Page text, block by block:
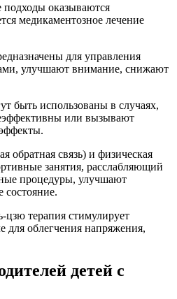
подходы оказываются
медикаментозное лечение
для управления
улучшают внимание, снижают
быть использованы в случаях,
или вызывают
обратная связь) и физическая
занятия, расслабляющий
процедуры, улучшают
состояние.
терапия стимулирует
для облегчения напряжения,
детей с